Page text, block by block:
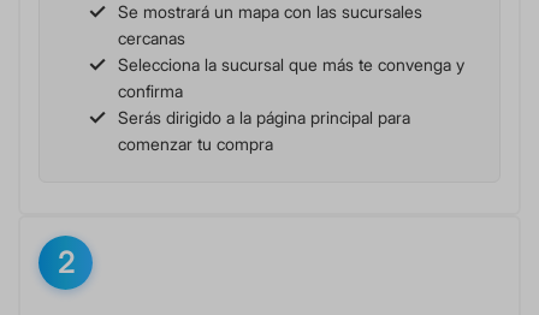
Se mostrará un mapa con las sucursales
cercanas
Selecciona la sucursal que más te convenga y
confirma
Serás dirigido a la página principal para
comenzar tu compra
2